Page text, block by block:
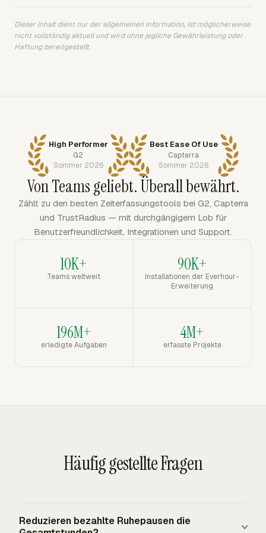
Dieser Inhalt dient nur der allgemeinen Information, ist möglicherweise
nicht vollständig aktuell und wird ohne jegliche Gewährleistung oder
Haftung bereitgestellt.
High Performer
G2
Sommer 2026
Best Ease Of Use
Capterra
Sommer 2026
Von Teams geliebt. Überall bewährt.
Zählt zu den besten Zeiterfassungstools bei G2, Capterra
und TrustRadius — mit durchgängigem Lob für
Benutzerfreundlichkeit, Integrationen und Support.
10K+
Teams weltweit
90K+
Installationen der Everhour-
Erweiterung
196M+
erledigte Aufgaben
4M+
erfasste Projekte
Häufig gestellte Fragen
Reduzieren bezahlte Ruhepausen die